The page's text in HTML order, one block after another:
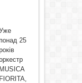
понад 25
MUSICA
FIORITA,